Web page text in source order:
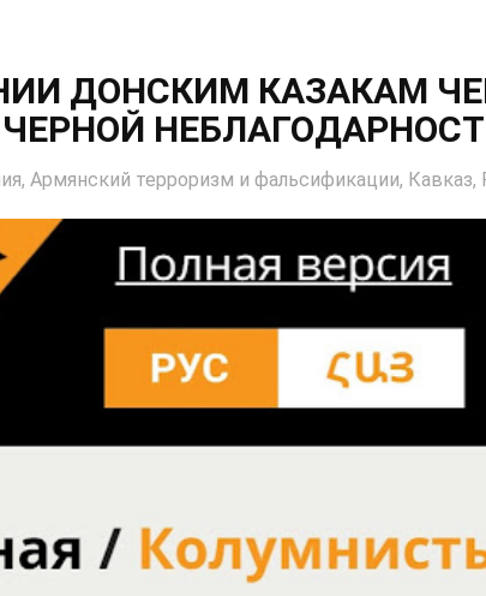
ДОНСКИМ КАЗАКАМ
Армянский терроризм и фальсификации, Кавказ,